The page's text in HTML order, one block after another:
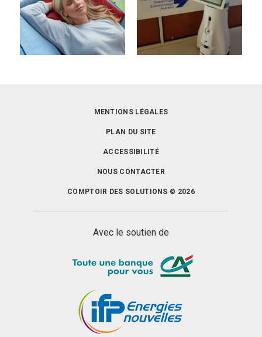
MENTIONS LÉGALES
PLAN DU SITE
ACCESSIBILITÉ
NOUS CONTACTER
COMPTOIR DES SOLUTIONS © 2026
Avec le soutien de